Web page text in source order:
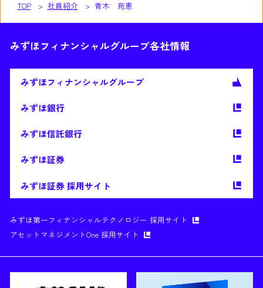
TOP 社員紹介 青木 苑恵
みずほフィナンシャルグループ各社情報
みずほフィナンシャルグループ
みずほ銀行
みずほ信託銀行
みずほ証券
みずほ証券 採用サイト
みずほ第一フィナンシャルテクノロジー 採用サイト
アセットマネジメントOne 採用サイト